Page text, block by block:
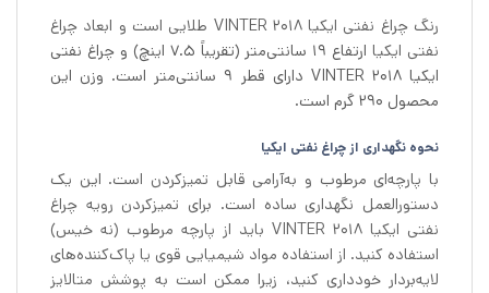
رنگ چراغ نفتی ایکیا VINTER 2018 طلایی است و ابعاد چراغ
نفتی ایکیا
ارتفاع 19 سانتی‌متر (تقریباً ۷.۵ اینچ) و چراغ نفتی
ایکیا VINTER 2018 دارای قطر ۹ سانتی‌متر است. وزن این
محصول 290 گرم است.
نحوه نگهداری از چراغ نفتی ایکیا
با پارچه‌ای مرطوب و به‌آرامی قابل تمیزکردن است. این یک
دستورالعمل نگهداری ساده است. برای تمیزکردن رویه چراغ
نفتی ایکیا VINTER 2018 باید از پارچه مرطوب (نه خیس)
استفاده کنید. از استفاده مواد شیمیایی قوی یا پاک‌کننده‌های
لایه‌بردار خودداری کنید، زیرا ممکن است به پوشش متالایز